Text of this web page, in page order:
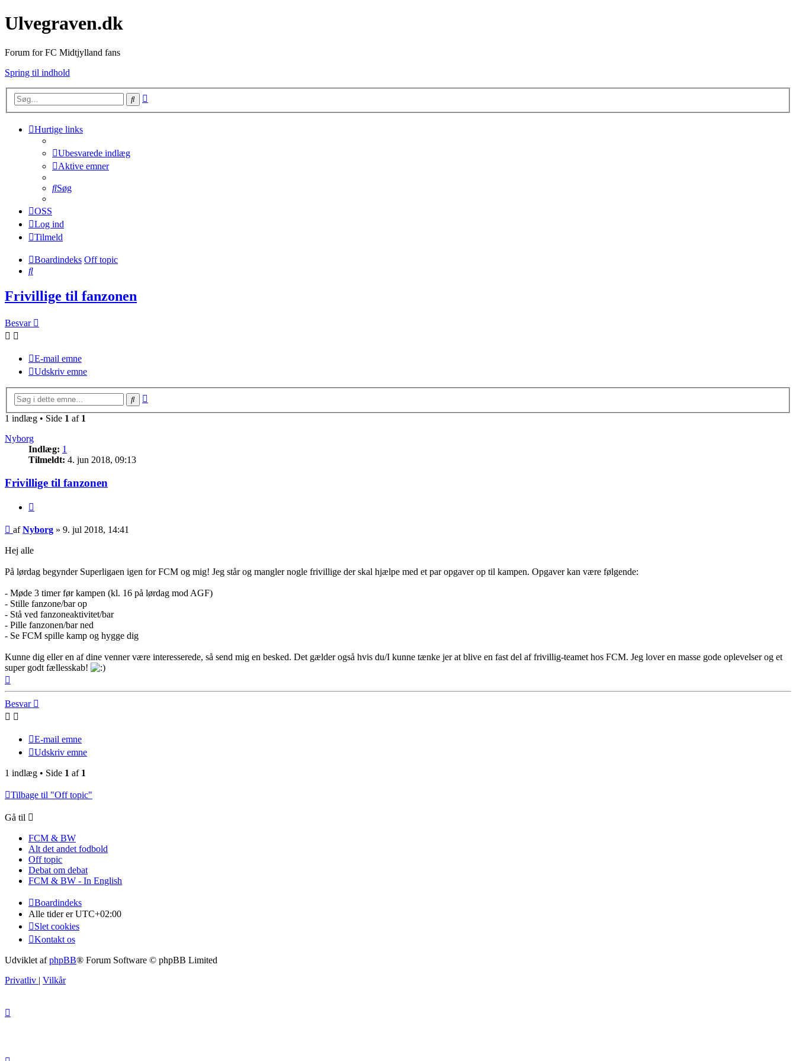
Ulvegraven.dk
Forum for FC Midtjylland fans
Spring til indhold
Søg
Hurtige links
Ubesvarede indlæg
Aktive emner
Søg
OSS
Log ind
Tilmeld
Boardindeks Off topic
Søg
Frivillige til fanzonen
Besvar
E-mail emne
Udskriv emne
Søg
1 indlæg • Side 1 af 1
Nyborg
Indlæg: 1
Tilmeldt: 4. jun 2018, 09:13
Frivillige til fanzonen
Indlæg
afNyborg » 9. jul 2018, 14:41
Hej alle
På lørdag begynder Superligaen igen for FCM og mig! Jeg står og mangler nogle frivillige der skal hjælpe med et par opgaver op til kampen. Opgaver kan være følgende:
- Møde 3 timer før kampen (kl. 16 på lørdag mod AGF)
- Stille fanzone/bar op
- Stå ved fanzoneaktivitet/bar
- Pille fanzonen/bar ned
- Se FCM spille kamp og hygge dig
Kunne dig eller en af dine venner være interesserede, så send mig en besked. Det gælder også hvis du/I kunne tænke jer at blive en fast del af frivillig-teamet hos FCM. Jeg lover en masse gode oplevelser og et
super godt fællesskab!
Besvar
E-mail emne
Udskriv emne
1 indlæg • Side 1 af 1
Tilbage til "Off topic"
Gå til
FCM & BW
Alt det andet fodbold
Off topic
Debat om debat
FCM & BW - In English
Boardindeks
Alle tider erUTC+02:00
Slet cookies
Kontakt os
Udviklet afphpBB® Forum Software © phpBB Limited
Privatliv | Vilkår